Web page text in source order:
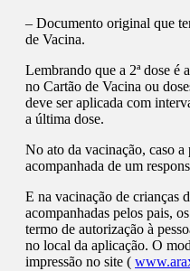
– Documento original que
de Vacina.
Lembrando que a 2ª dose é
no Cartão de Vacina ou
deve ser aplicada com
a última dose.
No ato da vacinação, caso a
acompanhada de um
E na vacinação de crianças
acompanhadas pelos pais,
termo de autorização à
no local da aplicação. O
impressão no site (